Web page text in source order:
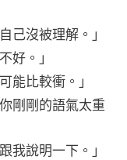
己沒被理解。」
好。」
能比較衝。」
剛剛的語氣太重
我說明一下。」